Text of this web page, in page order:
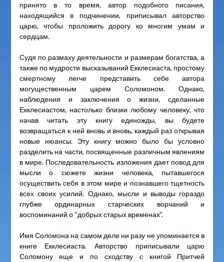
принято в то время, автор подобного писания,
находящийся в подчинении, приписывал авторство
царю, чтобы проложить дорогу ко многим умам и
сердцам.
Судя по размаху деятельности и размерам богатства, а
также по мудрости высказываний Екклесиаста, простому
смертному легче представить себе автора
могущественным царем Соломоном. Однако,
наблюдения и заключения о жизни, сделанные
Екклесиастом, настолько близки любому человеку, что
начав читать эту книгу единожды, вы будете
возвращаться к ней вновь и вновь, каждый раз открывая
новые нюансы. Эту книгу можно было бы условно
разделить на части, посвященные различным явлениям
в мире. Последовательность изложения дает повод для
мысли о сюжете жизни человека, пытавшегося
осуществить себя в этом мире и познавшего тщетность
всех своих усилий. Однако, мысли и выводы гораздо
глубже ординарных старческих ворчаний и
воспоминаний о “добрых старых временах”.
Имя Соломона на самом деле ни разу не упоминается в
книге Екклесиаста. Авторство приписывали царю
Соломону еще и по сходству с книгой Притчей